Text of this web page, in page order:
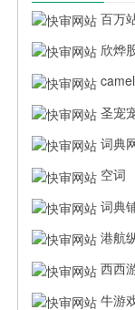
百万
欣烨
圣宠
词典
空词
词典
港航
西西
牛游